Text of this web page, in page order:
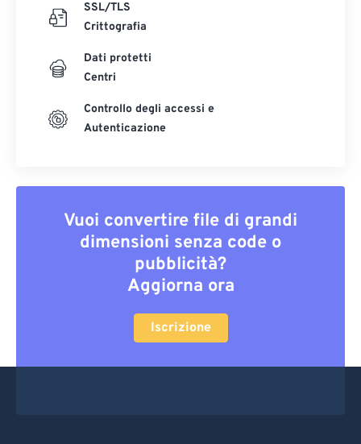
SSL/TLS
Crittografia
Dati protetti
Centri
Controllo degli accessi e
Autenticazione
Vuoi convertire file di grandi
dimensioni senza code o
pubblicità?
Aggiorna ora
Iscrizione